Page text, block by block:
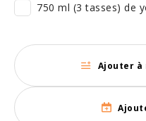
750 ml (3 tasses) de
Ajouter à